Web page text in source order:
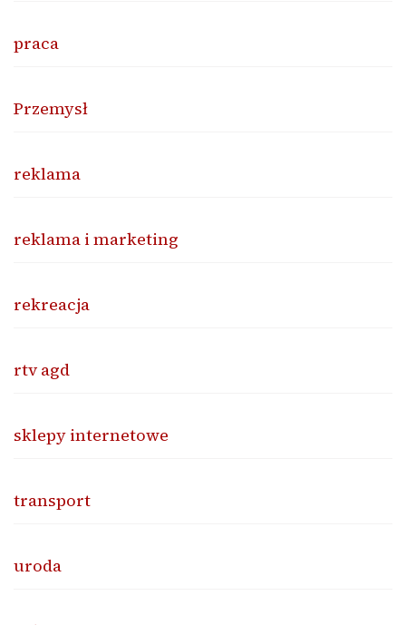
praca
Przemysł
reklama
reklama i marketing
rekreacja
rtv agd
sklepy internetowe
transport
uroda